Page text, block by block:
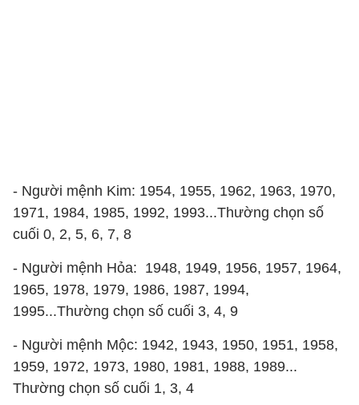
- Người mệnh Kim: 1954, 1955, 1962, 1963, 1970,
1971, 1984, 1985, 1992, 1993...Thường chọn số
cuối 0, 2, 5, 6, 7, 8
- Người mệnh Hỏa: 1948, 1949, 1956, 1957, 1964,
1965, 1978, 1979, 1986, 1987, 1994,
1995...Thường chọn số cuối 3, 4, 9
- Người mệnh Mộc: 1942, 1943, 1950, 1951, 1958,
1959, 1972, 1973, 1980, 1981, 1988, 1989...
Thường chọn số cuối 1, 3, 4